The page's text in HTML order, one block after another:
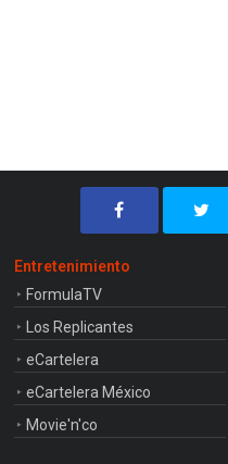
Entretenimiento
FormulaTV
Los Replicantes
eCartelera
eCartelera México
Movie'n'co